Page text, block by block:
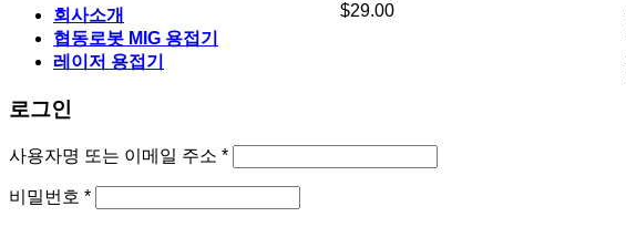
$29.00
회사소개
협동로봇 MIG 용접기
레이저 용접기
로그인
사용자명 또는 이메일 주소 *필
비밀번호 *필